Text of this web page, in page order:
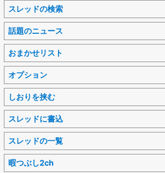
スレッドの検索
話題のニュース
おまかせリスト
オプション
しおりを挟む
スレッドに書込
スレッドの一覧
暇つぶし2ch